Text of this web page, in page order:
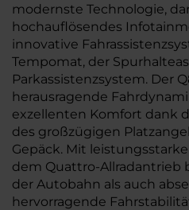
modernste Technologie,
hochauflösendes
innovative
Tempomat, der
Parkassistenzsystem. Der
herausragende
exzellenten Komfort dank
des großzügigen
Gepäck. Mit
dem Quattro-Allradantrieb
der Autobahn als auch
hervorragende